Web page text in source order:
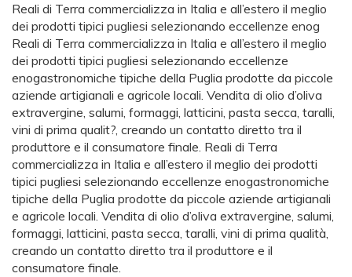
Reali di Terra commercializza in Italia e all’estero il meglio
dei prodotti tipici pugliesi selezionando eccellenze enog
Reali di Terra commercializza in Italia e all’estero il meglio
dei prodotti tipici pugliesi selezionando eccellenze
enogastronomiche tipiche della Puglia prodotte da piccole
aziende artigianali e agricole locali. Vendita di olio d’oliva
extravergine, salumi, formaggi, latticini, pasta secca, taralli,
vini di prima qualit?, creando un contatto diretto tra il
produttore e il consumatore finale. Reali di Terra
commercializza in Italia e all’estero il meglio dei prodotti
tipici pugliesi selezionando eccellenze enogastronomiche
tipiche della Puglia prodotte da piccole aziende artigianali
e agricole locali. Vendita di olio d’oliva extravergine, salumi,
formaggi, latticini, pasta secca, taralli, vini di prima qualità,
creando un contatto diretto tra il produttore e il
consumatore finale.